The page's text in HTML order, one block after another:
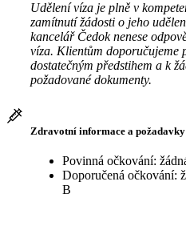
Udělení víza je plně v
zamítnutí žádosti o jeho
kancelář Čedok nenese
víza. Klientům doporučujeme
dostatečným předstihem a k
požadované dokumenty.
Zdravotní informace a požadavky
Povinná očkování:
Doporučená očkování:
B